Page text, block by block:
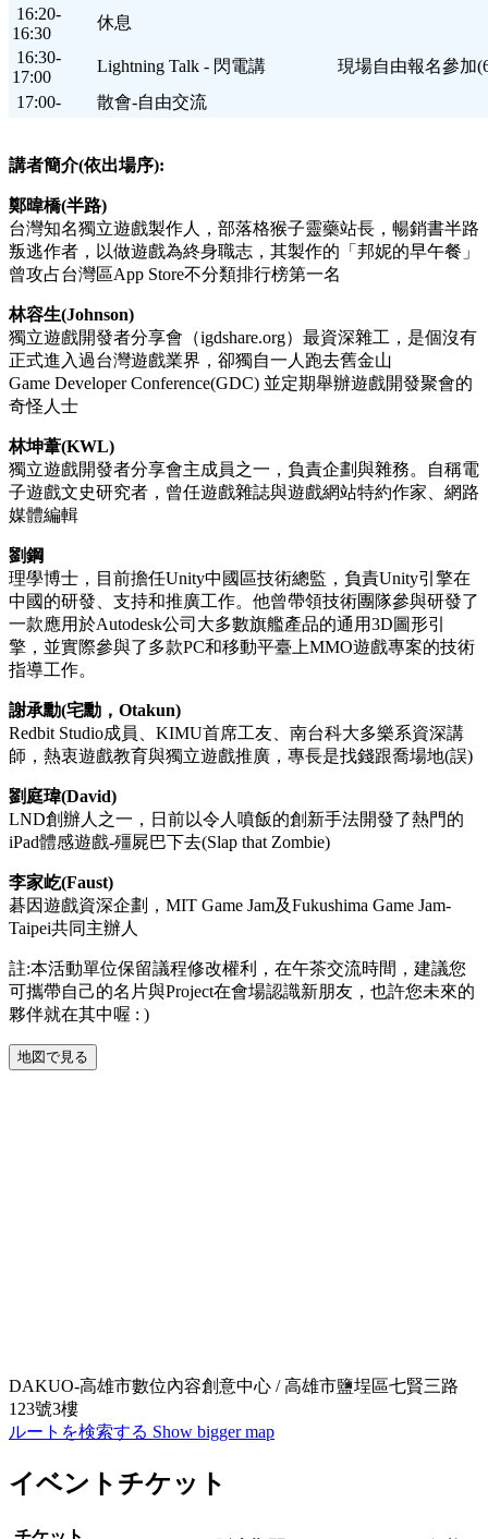
16:20-
16:30
休息
16:30-
17:00
Lightning Talk - 閃電講
現場自由報名參加
17:00-
散會-自由交流
講者簡介(依出場序):
鄭暐橋(半路)
台灣知名獨立遊戲製作人，部落格猴子靈藥站長，暢銷書半路
叛逃作者，以做遊戲為終身職志，其製作的「邦妮的早午餐」
曾攻占台灣區App Store不分類排行榜第一名
林容生(Johnson)
獨立遊戲開發者分享會（igdshare.org）最資深雜工，是個沒有
正式進入過台灣遊戲業界，卻獨自一人跑去舊金山
Game Developer Conference(GDC) 並定期舉辦遊戲開發聚會的
奇怪人士
林坤葦(KWL)
獨立遊戲開發者分享會主成員之一，負責企劃與雜務。自稱電
子遊戲文史研究者，曾任遊戲雜誌與遊戲網站特約作家、網路
媒體編輯
劉鋼
理學博士，目前擔任Unity中國區技術總監，負責Unity引擎在
中國的研發、支持和推廣工作。他曾帶領技術團隊參與研發了
一款應用於Autodesk公司大多數旗艦產品的通用3D圖形引
擎，並實際參與了多款PC和移動平臺上MMO遊戲專案的技術
指導工作。
謝承勳(宅勳，Otakun)
Redbit Studio成員、KIMU首席工友、南台科大多樂系資深講
師，熱衷遊戲教育與獨立遊戲推廣，專長是找錢跟喬場地(誤)
劉庭瑋(David)
LND創辦人之一，日前以令人噴飯的創新手法開發了熱門的
iPad體感遊戲-殭屍巴下去(Slap that Zombie)
李家屹(Faust)
碁因遊戲資深企劃，MIT Game Jam及Fukushima Game Jam-
Taipei共同主辦人
註:本活動單位保留議程修改權利，在午茶交流時間，建議您
可攜帶自己的名片與Project在會場認識新朋友，也許您未來的
夥伴就在其中喔 : )
地図で見る
DAKUO-高雄市數位內容創意中心 / 高雄市鹽埕區七賢三路
123號3樓
ルートを検索する Show bigger map
イベントチケット